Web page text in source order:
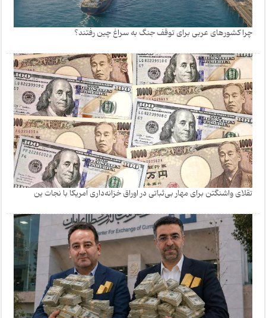
چرا کشورهای عربی برای توقف جنگ به سراغ چین رفتند؟
تقلای واشنگتن برای مهار بی‌ثباتی در اوراق خزانه‌داری آمریکا با نجات ین